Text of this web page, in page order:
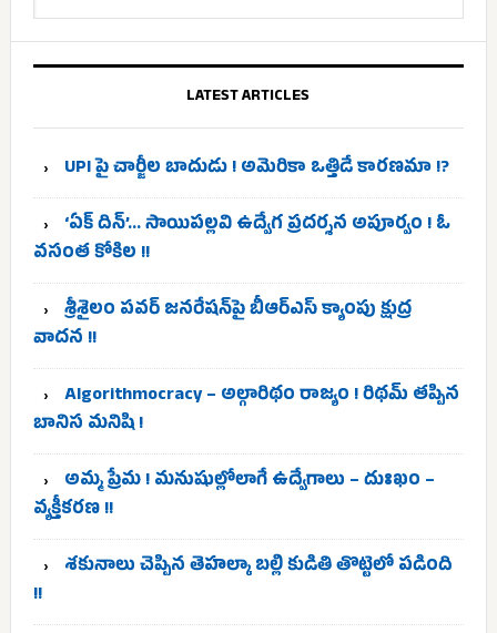
LATEST ARTICLES
UPI పై చార్జీల బాదుడు ! అమెరికా ఒత్తిడే కారణమా !?
‘ఏక్ దిన్’… సాయిపల్లవి ఉద్వేగ ప్రదర్శన అపూర్వం ! ఓ
వసంత కోకిల !!
శ్రీశైలం పవర్ జనరేషన్‌పై బీఆర్ఎస్ క్యాంపు క్షుద్ర
వాదన !!
Algorithmocracy – అల్గారిథం రాజ్యం ! రిథమ్ తప్పిన
బానిస మనిషి !
అమ్మ ప్రేమ ! మనుషుల్లోలాగే ఉద్వేగాలు – దుఃఖం –
వ్యక్తీకరణ !!
శకునాలు చెప్పిన తెహల్కా బల్లి కుడితి తొట్టెలో పడింది
!!